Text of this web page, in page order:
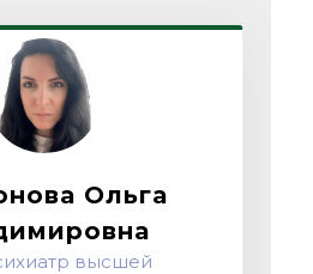
Ольга
высшей